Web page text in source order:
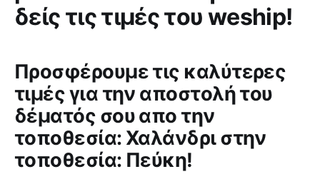
δείς τις τιμές του weship!
Προσφέρουμε τις καλύτερες
τιμές για την αποστολή του
δέματός σου απο την
τοποθεσία: Χαλάνδρι στην
τοποθεσία: Πεύκη!